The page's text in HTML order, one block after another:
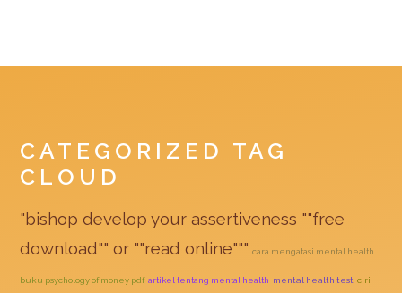
CATEGORIZED TAG
CLOUD
"bishop develop your assertiveness ""free
download"" or ""read online""" cara mengatasi mental health
buku psychology of money pdf artikel tentang mental health mental health test ciri